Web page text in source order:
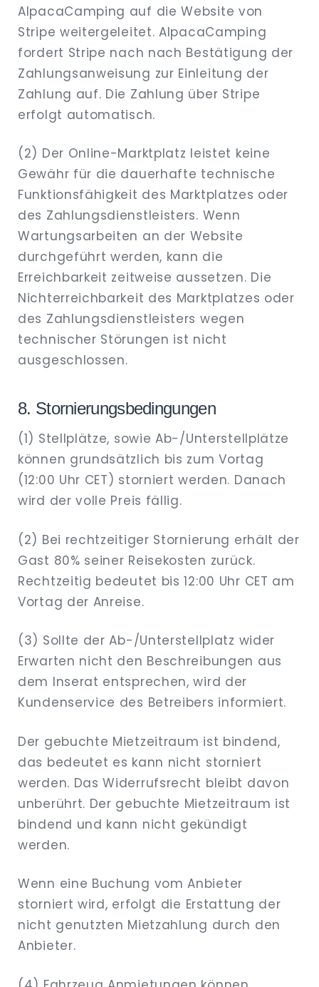
AlpacaCamping auf die Website von
Stripe weitergeleitet. AlpacaCamping
fordert Stripe nach nach Bestätigung der
Zahlungsanweisung zur Einleitung der
Zahlung auf. Die Zahlung über Stripe
erfolgt automatisch.
(2) Der Online-Marktplatz leistet keine
Gewähr für die dauerhafte technische
Funktionsfähigkeit des Marktplatzes oder
des Zahlungsdienstleisters. Wenn
Wartungsarbeiten an der Website
durchgeführt werden, kann die
Erreichbarkeit zeitweise aussetzen. Die
Nichterreichbarkeit des Marktplatzes oder
des Zahlungsdienstleisters wegen
technischer Störungen ist nicht
ausgeschlossen.
8. Stornierungsbedingungen
(1) Stellplätze, sowie Ab-/Unterstellplätze
können grundsätzlich bis zum Vortag
(12:00 Uhr CET) storniert werden. Danach
wird der volle Preis fällig.
(2) Bei rechtzeitiger Stornierung erhält der
Gast 80% seiner Reisekosten zurück.
Rechtzeitig bedeutet bis 12:00 Uhr CET am
Vortag der Anreise.
(3) Sollte der Ab-/Unterstellplatz wider
Erwarten nicht den Beschreibungen aus
dem Inserat entsprechen, wird der
Kundenservice des Betreibers informiert.
Der gebuchte Mietzeitraum ist bindend,
das bedeutet es kann nicht storniert
werden. Das Widerrufsrecht bleibt davon
unberührt. Der gebuchte Mietzeitraum ist
bindend und kann nicht gekündigt
werden.
Wenn eine Buchung vom Anbieter
storniert wird, erfolgt die Erstattung der
nicht genutzten Mietzahlung durch den
Anbieter.